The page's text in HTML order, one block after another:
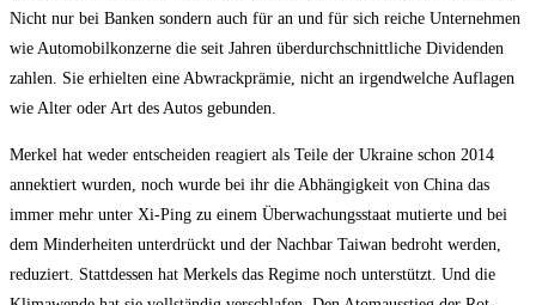
Nicht nur bei Banken sondern auch für an und für sich reiche Unternehmen
wie Automobilkonzerne die seit Jahren überdurchschnittliche Dividenden
zahlen. Sie erhielten eine Abwrackprämie, nicht an irgendwelche Auflagen
wie Alter oder Art des Autos gebunden.
Merkel hat weder entscheiden reagiert als Teile der Ukraine schon 2014
annektiert wurden, noch wurde bei ihr die Abhängigkeit von China das
immer mehr unter Xi-Ping zu einem Überwachungsstaat mutierte und bei
dem Minderheiten unterdrückt und der Nachbar Taiwan bedroht werden,
reduziert. Stattdessen hat Merkels das Regime noch unterstützt. Und die